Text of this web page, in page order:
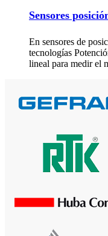
Sensores
En sensores de
tecnologías
lineal para medir el